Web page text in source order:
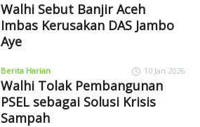
Walhi Sebut Banjir Aceh
Imbas Kerusakan DAS Jambo
Aye
Berita Harian 10 Jan 2026
Walhi Tolak Pembangunan
PSEL sebagai Solusi Krisis
Sampah